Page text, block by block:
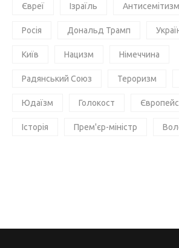
Євреї Ізраїль Антисемітизм
Росія Дональд Трамп
Київ Нацизм Німеччина
Радянський Союз Тероризм
Юдаїзм Голокост
Історія Прем'єр-міністр